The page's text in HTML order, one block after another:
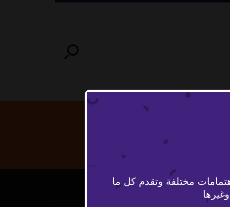
مختلفة وتقدم كل ما